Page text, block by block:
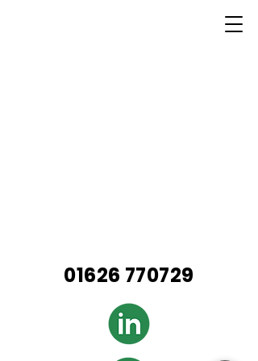
01626 770729